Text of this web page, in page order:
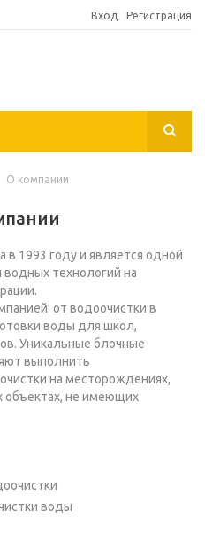
Вход Регистрация
О компании
в 1993 году и является одной
технологий на
от водоочистки в
воды для школ,
Уникальные блочные
выполнить
на месторождениях,
объектах, не имеющих
воды